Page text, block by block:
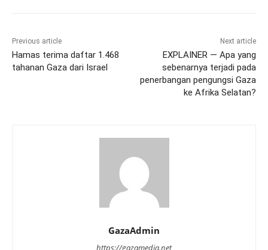
Previous article
Hamas terima daftar 1.468
tahanan Gaza dari Israel
Next article
EXPLAINER — Apa yang
sebenarnya terjadi pada
penerbangan pengungsi Gaza
ke Afrika Selatan?
GazaAdmin
https://gazamedia.net